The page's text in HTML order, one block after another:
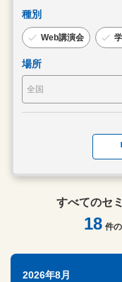
種別
Web講演会
場所
すべてのセ
18 件
2026年8月